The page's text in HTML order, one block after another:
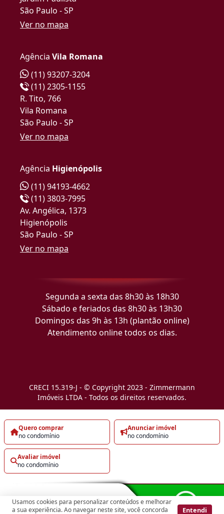
Usamos cookies para personalizar conteúdos e melhorar
a sua experiência. Ao navegar neste site, você concorda
Entendi
Quero comprar
no condomínio
Anunciar imóvel
no condomínio
Avaliar imóvel
no condomínio
São Paulo - SP
Ver no mapa
Agência Vila Romana
(11) 93207-3204
(11) 2305-1155
R. Tito, 766
Vila Romana
São Paulo - SP
Ver no mapa
Agência Higienópolis
(11) 94193-4662
(11) 3803-7995
Av. Angélica, 1373
Higienópolis
São Paulo - SP
Ver no mapa
Segunda a sexta das 8h30 às 18h30
Sábado e feriados das 8h30 às 13h30
Domingos das 9h às 13h (plantão online)
Atendimento online todos os dias.
CRECI 15.319-J - © Copyright 2023 - Zimmermann
Imóveis LTDA - Todos os direitos reservados.